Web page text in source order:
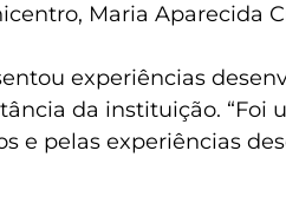
Maria Aparecida
experiências
da instituição.
e pelas experiências